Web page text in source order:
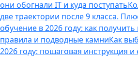
они обогнали IT и куда поступать
две траектории после 9 класса.
обучение в 2026 году: как
правила и подводные камниКак
2026 году: пошаговая инструкция